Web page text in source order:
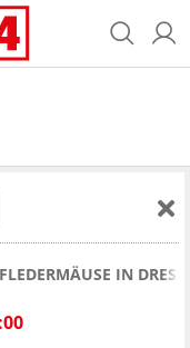
FLEDERMÄUSE IN